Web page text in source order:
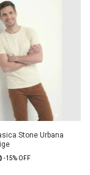
Stone Urbana
-15% OFF